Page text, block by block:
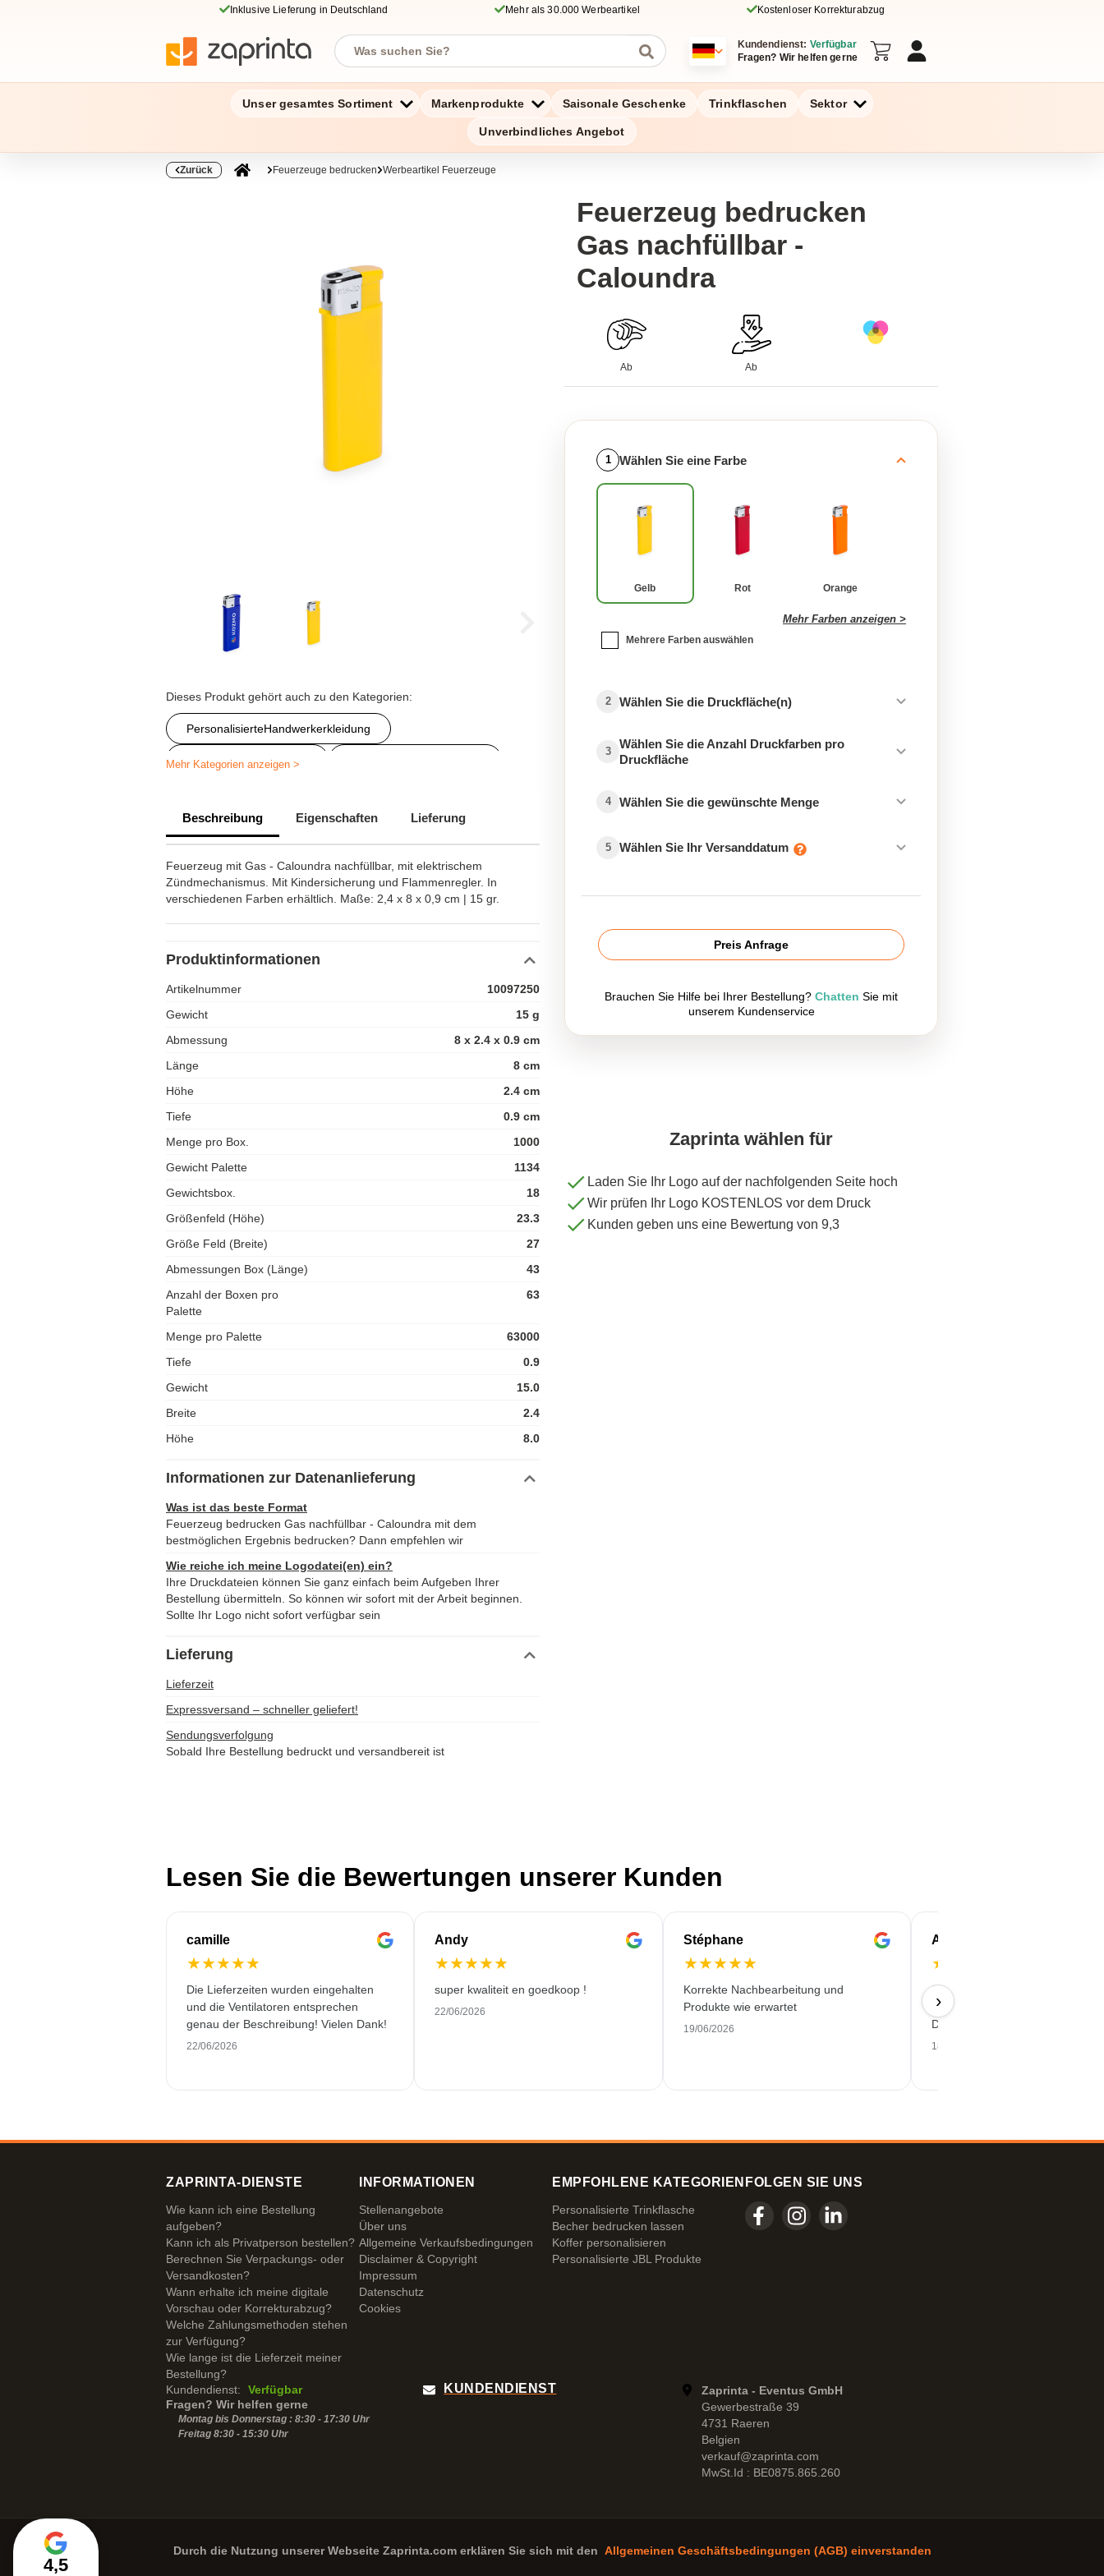
Inklusive Lieferung in Deutschland Mehr als 30.000 Werbeartikel Kostenloser Korrekturabzug
Kundendienst: Verfügbar
Fragen? Wir helfen gerne
Unser gesamtes Sortiment Markenprodukte Saisonale Geschenke Trinkflaschen Sektor
Unverbindliches Angebot
Zurück Feuerzeuge bedrucken Werbeartikel Feuerzeuge
Dieses Produkt gehört auch zu den Kategorien:
PersonalisierteHandwerkerkleidung
Feuerzeuge bedrucken
Feuerzeuge personalisieren
Mehr Kategorien anzeigen >
Beschreibung Eigenschaften Lieferung
Feuerzeug mit Gas - Caloundra nachfüllbar, mit elektrischem
Zündmechanismus. Mit Kindersicherung und Flammenregler. In
verschiedenen Farben erhältlich. Maße: 2,4 x 8 x 0,9 cm | 15 gr.
Produktinformationen
Artikelnummer
10097250
Gewicht
15 g
Abmessung
8 x 2.4 x 0.9 cm
Länge
8 cm
Höhe
2.4 cm
Tiefe
0.9 cm
Menge pro Box.
1000
Gewicht Palette
1134
Gewichtsbox.
18
Größenfeld (Höhe)
23.3
Größe Feld (Breite)
27
Abmessungen Box (Länge)
43
Anzahl der Boxen pro
Palette
63
Menge pro Palette
63000
Tiefe
0.9
Gewicht
15.0
Breite
2.4
Höhe
8.0
Informationen zur Datenanlieferung
Was ist das beste Format
Feuerzeug bedrucken Gas nachfüllbar - Caloundra mit dem
bestmöglichen Ergebnis bedrucken? Dann empfehlen wir
Wie reiche ich meine Logodatei(en) ein?
Ihre Druckdateien können Sie ganz einfach beim Aufgeben Ihrer
Bestellung übermitteln. So können wir sofort mit der Arbeit beginnen.
Sollte Ihr Logo nicht sofort verfügbar sein
Lieferung
Lieferzeit
Expressversand – schneller geliefert!
Sendungsverfolgung
Sobald Ihre Bestellung bedruckt und versandbereit ist
Feuerzeug bedrucken
Gas nachfüllbar -
Caloundra
Ab Ab
1 Wählen Sie eine Farbe
Gelb Rot Orange
Mehr Farben anzeigen >
Mehrere Farben auswählen
2 Wählen Sie die Druckfläche(n)
3
Wählen Sie die Anzahl Druckfarben pro
Druckfläche
4 Wählen Sie die gewünschte Menge
5 Wählen Sie Ihr Versanddatum
Preis Anfrage
Brauchen Sie Hilfe bei Ihrer Bestellung? Chatten Sie mit
unserem Kundenservice
Zaprinta wählen für
Laden Sie Ihr Logo auf der nachfolgenden Seite hoch
Wir prüfen Ihr Logo KOSTENLOS vor dem Druck
Kunden geben uns eine Bewertung von 9,3
Lesen Sie die Bewertungen unserer Kunden
camille
★★★★★
Die Lieferzeiten wurden eingehalten
und die Ventilatoren entsprechen
genau der Beschreibung! Vielen Dank!
22/06/2026
Andy
★★★★★
super kwaliteit en goedkoop !
22/06/2026
Stéphane
★★★★★
Korrekte Nachbearbeitung und
Produkte wie erwartet
19/06/2026
Anne-Marie
★
Einfache Bestellung, guter Preis
pünktliche Lieferung mit einem
Druck!
18/06/2026
›
4,5
ZAPRINTA-DIENSTE
Wie kann ich eine Bestellung
aufgeben?
Kann ich als Privatperson bestellen?
Berechnen Sie Verpackungs- oder
Versandkosten?
Wann erhalte ich meine digitale
Vorschau oder Korrekturabzug?
Welche Zahlungsmethoden stehen
zur Verfügung?
Wie lange ist die Lieferzeit meiner
Bestellung?
INFORMATIONEN
Stellenangebote
Über uns
Allgemeine Verkaufsbedingungen
Disclaimer & Copyright
Impressum
Datenschutz
Cookies
EMPFOHLENE KATEGORIEN
Personalisierte Trinkflasche
Becher bedrucken lassen
Koffer personalisieren
Personalisierte JBL Produkte
FOLGEN SIE UNS
Kundendienst:
Verfügbar
Fragen? Wir helfen gerne
Montag bis Donnerstag : 8:30 - 17:30 Uhr
Freitag 8:30 - 15:30 Uhr
KUNDENDIENST
Zaprinta - Eventus GmbH
Gewerbestraße 39
4731 Raeren
Belgien
verkauf@zaprinta.com
MwSt.Id : BE0875.865.260
Durch die Nutzung unserer Webseite Zaprinta.comerklären Sie sich mit den Allgemeinen Geschäftsbedingungen (AGB) einverstanden